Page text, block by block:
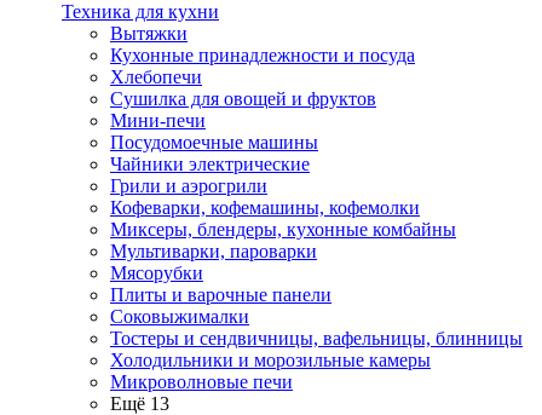
Техника для кухни
Вытяжки
Кухонные принадлежности и посуда
Хлебопечи
Сушилка для овощей и фруктов
Мини-печи
Посудомоечные машины
Чайники электрические
Грили и аэрогрили
Кофеварки, кофемашины, кофемолки
Миксеры, блендеры, кухонные комбайны
Мультиварки, пароварки
Мясорубки
Плиты и варочные панели
Соковыжималки
Тостеры и сендвичницы, вафельницы, блинницы
Холодильники и морозильные камеры
Микроволновые печи
Ещё 13